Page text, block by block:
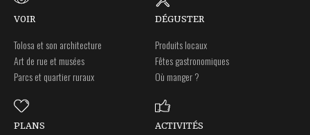
VOIR
Tolosa et son architecture
Art de rue et musées
Parcs et quartier ruraux
DÉGUSTER
Produits locaux
Fêtes gastronomiques
Où manger ?
PLANS ACTIVITÉS